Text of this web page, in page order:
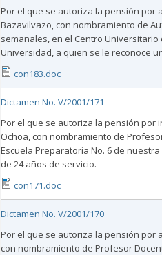
Por el que se autoriza la pensión por
Bazavilvazo, con nombramiento de
semanales, en el Centro
Universidad, a quien se le reconoce
con183.doc
Dictamen No. V/2001/171
Por el que se autoriza la pensión por
Ochoa, con nombramiento de
Escuela Preparatoria No. 6 de
de 24 años de servicio.
con171.doc
Dictamen No. V/2001/170
Por el que se autoriza la pensión por
con nombramiento de Profesor